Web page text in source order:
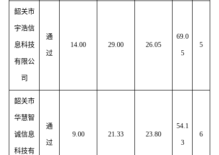
韶关市
宇浩信
息科技
有限公
司
通
过
14.00 29.00 26.05
69.0
5
5
韶关市
华慧智
诚信息
科技有
通
过
9.00 21.33 23.80
54.1
3
6